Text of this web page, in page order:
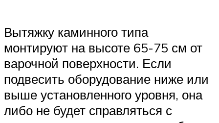
Вытяжку каминного типа
монтируют на высоте 65-75 см от
варочной поверхности. Если
подвесить оборудование ниже или
выше установленного уровня, она
либо не будет справляться с